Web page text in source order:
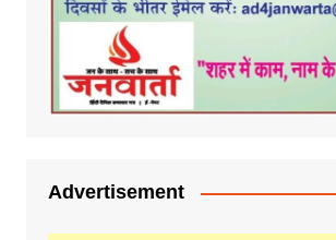
Advertisement